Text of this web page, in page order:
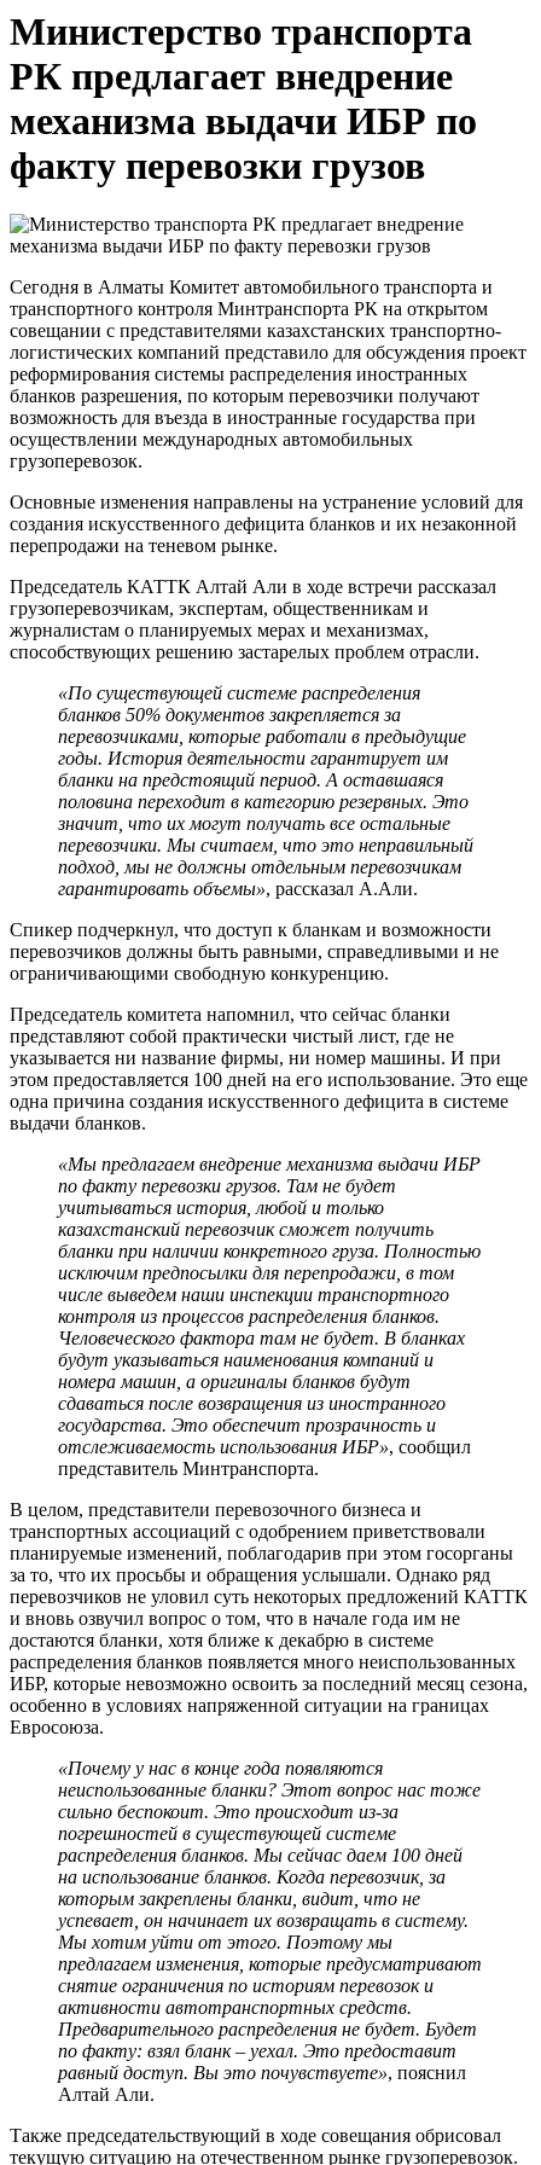
Министерство транспорта
РК предлагает внедрение
механизма выдачи ИБР по
факту перевозки грузов
Сегодня в Алматы Комитет автомобильного транспорта и
транспортного контроля Минтранспорта РК на открытом
совещании с представителями казахстанских транспортно-
логистических компаний представило для обсуждения проект
реформирования системы распределения иностранных
бланков разрешения, по которым перевозчики получают
возможность для въезда в иностранные государства при
осуществлении международных автомобильных
грузоперевозок.
Основные изменения направлены на устранение условий для
создания искусственного дефицита бланков и их незаконной
перепродажи на теневом рынке.
Председатель КАТТК Алтай Али в ходе встречи рассказал
грузоперевозчикам, экспертам, общественникам и
журналистам о планируемых мерах и механизмах,
способствующих решению застарелых проблем отрасли.
«По существующей системе распределения
бланков 50% документов закрепляется за
перевозчиками, которые работали в предыдущие
годы. История деятельности гарантирует им
бланки на предстоящий период. А оставшаяся
половина переходит в категорию резервных. Это
значит, что их могут получать все остальные
перевозчики. Мы считаем, что это неправильный
подход, мы не должны отдельным перевозчикам
гарантировать объемы», рассказал А.Али.
Спикер подчеркнул, что доступ к бланкам и возможности
перевозчиков должны быть равными, справедливыми и не
ограничивающими свободную конкуренцию.
Председатель комитета напомнил, что сейчас бланки
представляют собой практически чистый лист, где не
указывается ни название фирмы, ни номер машины. И при
этом предоставляется 100 дней на его использование. Это еще
одна причина создания искусственного дефицита в системе
выдачи бланков.
«Мы предлагаем внедрение механизма выдачи ИБР
по факту перевозки грузов. Там не будет
учитываться история, любой и только
казахстанский перевозчик сможет получить
бланки при наличии конкретного груза. Полностью
исключим предпосылки для перепродажи, в том
числе выведем наши инспекции транспортного
контроля из процессов распределения бланков.
Человеческого фактора там не будет. В бланках
будут указываться наименования компаний и
номера машин, а оригиналы бланков будут
сдаваться после возвращения из иностранного
государства. Это обеспечит прозрачность и
отслеживаемость использования ИБР», сообщил
представитель Минтранспорта.
В целом, представители перевозочного бизнеса и
транспортных ассоциаций с одобрением приветствовали
планируемые изменений, поблагодарив при этом госорганы
за то, что их просьбы и обращения услышали. Однако ряд
перевозчиков не уловил суть некоторых предложений КАТТК
и вновь озвучил вопрос о том, что в начале года им не
достаются бланки, хотя ближе к декабрю в системе
распределения бланков появляется много неиспользованных
ИБР, которые невозможно освоить за последний месяц сезона,
особенно в условиях напряженной ситуации на границах
Евросоюза.
«Почему у нас в конце года появляются
неиспользованные бланки? Этот вопрос нас тоже
сильно беспокоит. Это происходит из-за
погрешностей в существующей системе
распределения бланков. Мы сейчас даем 100 дней
на использование бланков. Когда перевозчик, за
которым закреплены бланки, видит, что не
успевает, он начинает их возвращать в систему.
Мы хотим уйти от этого. Поэтому мы
предлагаем изменения, которые предусматривают
снятие ограничения по историям перевозок и
активности автотранспортных средств.
Предварительного распределения не будет. Будет
по факту: взял бланк – уехал. Это предоставит
равный доступ. Вы это почувствуете», пояснил
Алтай Али.
Также председательствующий в ходе совещания обрисовал
текущую ситуацию на отечественном рынке грузоперевозок.